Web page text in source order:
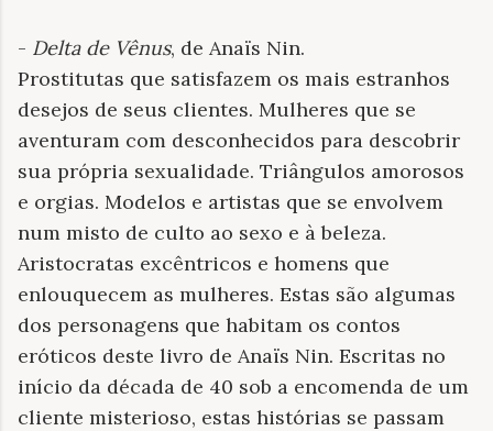
- Delta de Vênus, de Anaïs Nin.
Prostitutas que satisfazem os mais estranhos
desejos de seus clientes. Mulheres que se
aventuram com desconhecidos para descobrir
sua própria sexualidade. Triângulos amorosos
e orgias. Modelos e artistas que se envolvem
num misto de culto ao sexo e à beleza.
Aristocratas excêntricos e homens que
enlouquecem as mulheres. Estas são algumas
dos personagens que habitam os contos
eróticos deste livro de Anaïs Nin. Escritas no
início da década de 40 sob a encomenda de um
cliente misterioso, estas histórias se passam